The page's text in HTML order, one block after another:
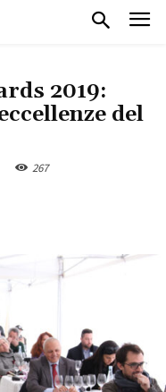
2019:
del
267